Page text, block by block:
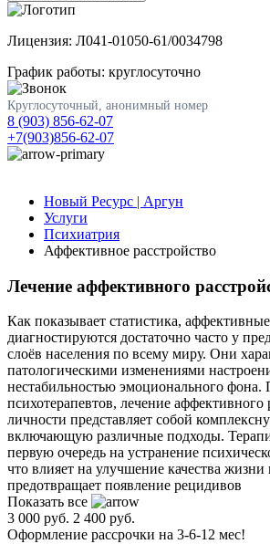
Лицензия: Л041-01050-61/0034798
График работы: круглосуточно
Круглосуточный, анонимный номер
8 (903) 856-62-07
+7(903)856-62-07
Новый Ресурс | Аргун
Услуги
Психиатрия
Аффективное расстройство
Лечение аффективного
Как показывает статистика,
диагностируются достаточно часто у
слоёв населения по всему миру. Они
патологическими изменениями
нестабильностью эмоционального
психотерапевтов, лечение аффективного
личности представляет собой
включающую различные подходы.
первую очередь на устранение
что влияет на улучшение качества жизни
предотвращает появление рецидивов
Показать все
3 000 руб. 2 400 руб.
Оформление рассрочки на 3-6-12 мес!